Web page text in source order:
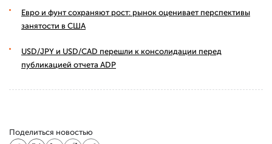
Евро и фунт сохраняют рост: рынок оценивает перспективы
занятости в США
USD/JPY и USD/CAD перешли к консолидации перед
публикацией отчета ADP
Поделиться новостью